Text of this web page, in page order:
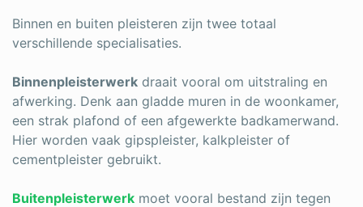
Binnen en buiten pleisteren zijn twee totaal
verschillende specialisaties.
Binnenpleisterwerk draait vooral om uitstraling en
afwerking. Denk aan gladde muren in de woonkamer,
een strak plafond of een afgewerkte badkamerwand.
Hier worden vaak gipspleister, kalkpleister of
cementpleister gebruikt.
Buitenpleisterwerk moet vooral bestand zijn tegen